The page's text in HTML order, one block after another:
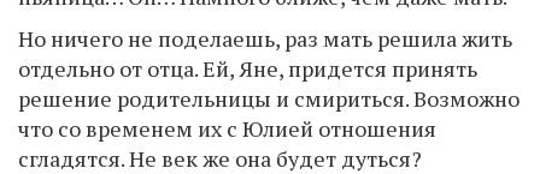
Но ничего не поделаешь, раз мать решила жить
отдельно от отца. Ей, Яне, придется принять
решение родительницы и смириться. Возможно
что со временем их с Юлией отношения
сгладятся. Не век же она будет дуться?